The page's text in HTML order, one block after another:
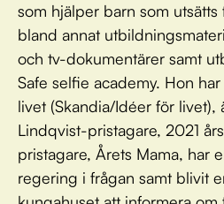
som hjälper barn som
bland annat
och tv-dokumentärer samt
Safe selfie academy. Hon
livet (Skandia/Idéer för livet),
Lindqvist-pristagare, 2021
pristagare, Årets Mama, har
regering i frågan samt blivit